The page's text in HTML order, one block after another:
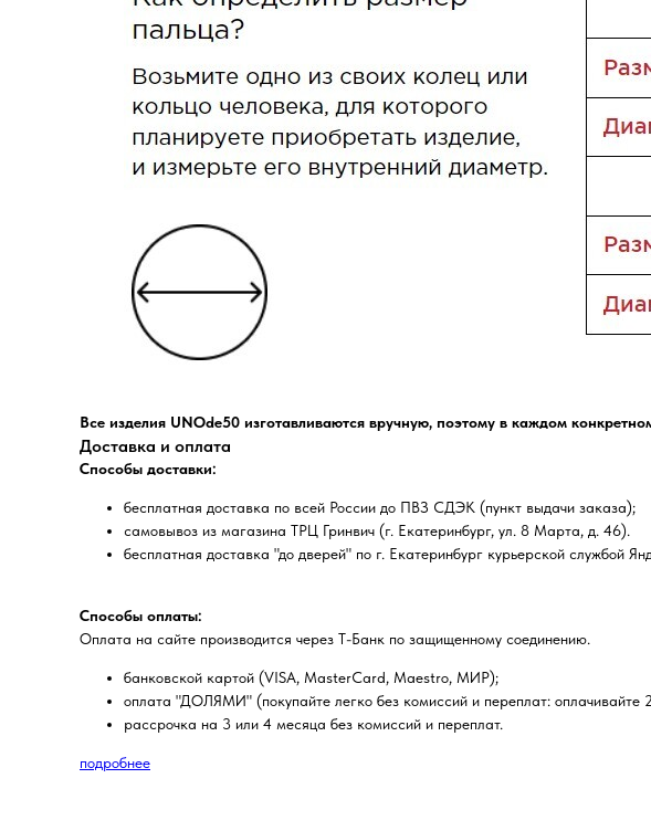
Все изделия UNOde50 изготавливаются вручную, поэтому в каждом
Доставка и оплата
Способы доставки:
бесплатная доставка по всей России до ПВЗ СДЭК (пункт выдачи заказа);
самовывоз из магазина ТРЦ Гринвич (г. Екатеринбург, ул. 8 Марта, д. 46).
бесплатная доставка "до дверей" по г. Екатеринбург курьерской службой
Способы оплаты:
Оплата на сайте производится через Т-Банк по защищенному соединению.
банковской картой (VISA, MasterCard, Maestro, МИР);
оплата "ДОЛЯМИ" (покупайте легко без комиссий и переплат: оплачивайте
рассрочка на 3 или 4 месяца без комиссий и переплат.
подробнее